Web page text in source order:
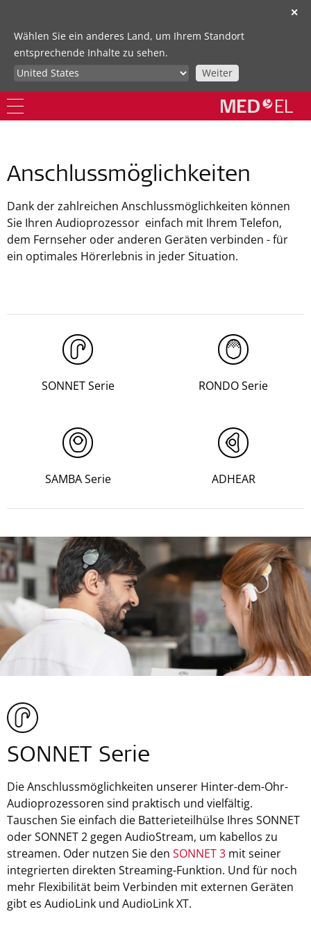
✕
Wählen Sie ein anderes Land, um Ihrem Standort
entsprechende Inhalte zu sehen.
Weiter
Anschlussmöglichkeiten
Dank der zahlreichen Anschlussmöglichkeiten können
Sie Ihren Audioprozessor einfach mit Ihrem Telefon,
dem Fernseher oder anderen Geräten verbinden - für
ein optimales Hörerlebnis in jeder Situation.
SONNET Serie RONDO Serie
SAMBA Serie ADHEAR
SONNET Serie
Die Anschlussmöglichkeiten unserer Hinter-dem-Ohr-
Audioprozessoren sind praktisch und vielfältig.
Tauschen Sie einfach die Batterieteilhülse Ihres SONNET
oder SONNET 2 gegen AudioStream, um kabellos zu
streamen. Oder nutzen Sie den SONNET 3 mit seiner
integrierten direkten Streaming-Funktion. Und für noch
mehr Flexibilität beim Verbinden mit externen Geräten
gibt es AudioLink und AudioLink XT.